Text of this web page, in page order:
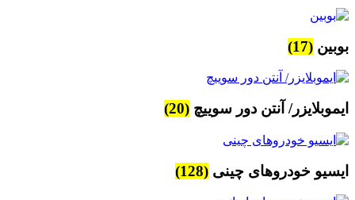
بوبین (17)
ایموبلایزر/ آنتن دور سوییچ (20)
ایسیو خودروهای چینی (128)